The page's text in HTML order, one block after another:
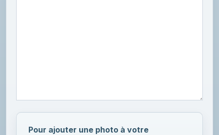
Pour ajouter une photo à votre